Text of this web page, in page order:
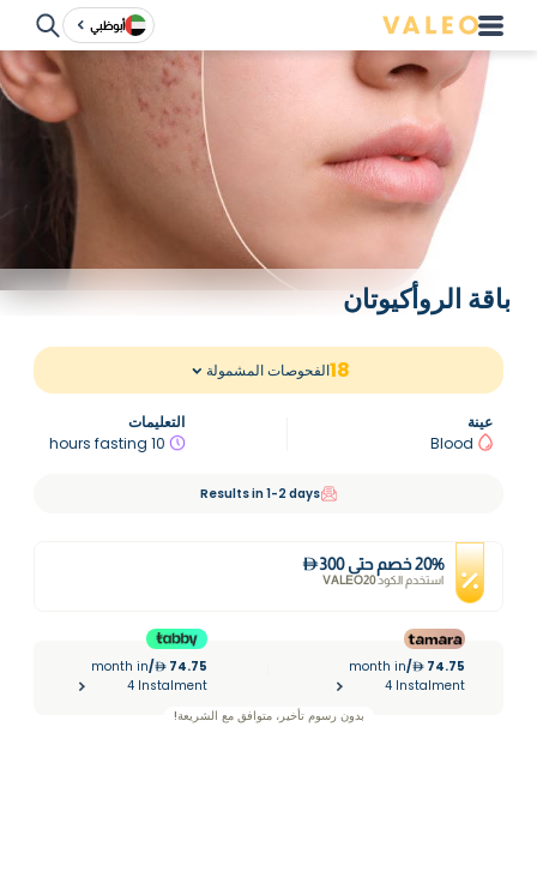
أبوظبي
باقة الروأكيوتان
18الفحوصات المشمولة
عينة
Blood
التعليمات
10 hours fasting
Results in 1-2 days
20% خصم حتى 300
استخدم الكودVALEO20
74.75
/
month in
4 Instalment
74.75
/
month in
4 Instalment
بدون رسوم تأخير، متوافق مع الشريعة!